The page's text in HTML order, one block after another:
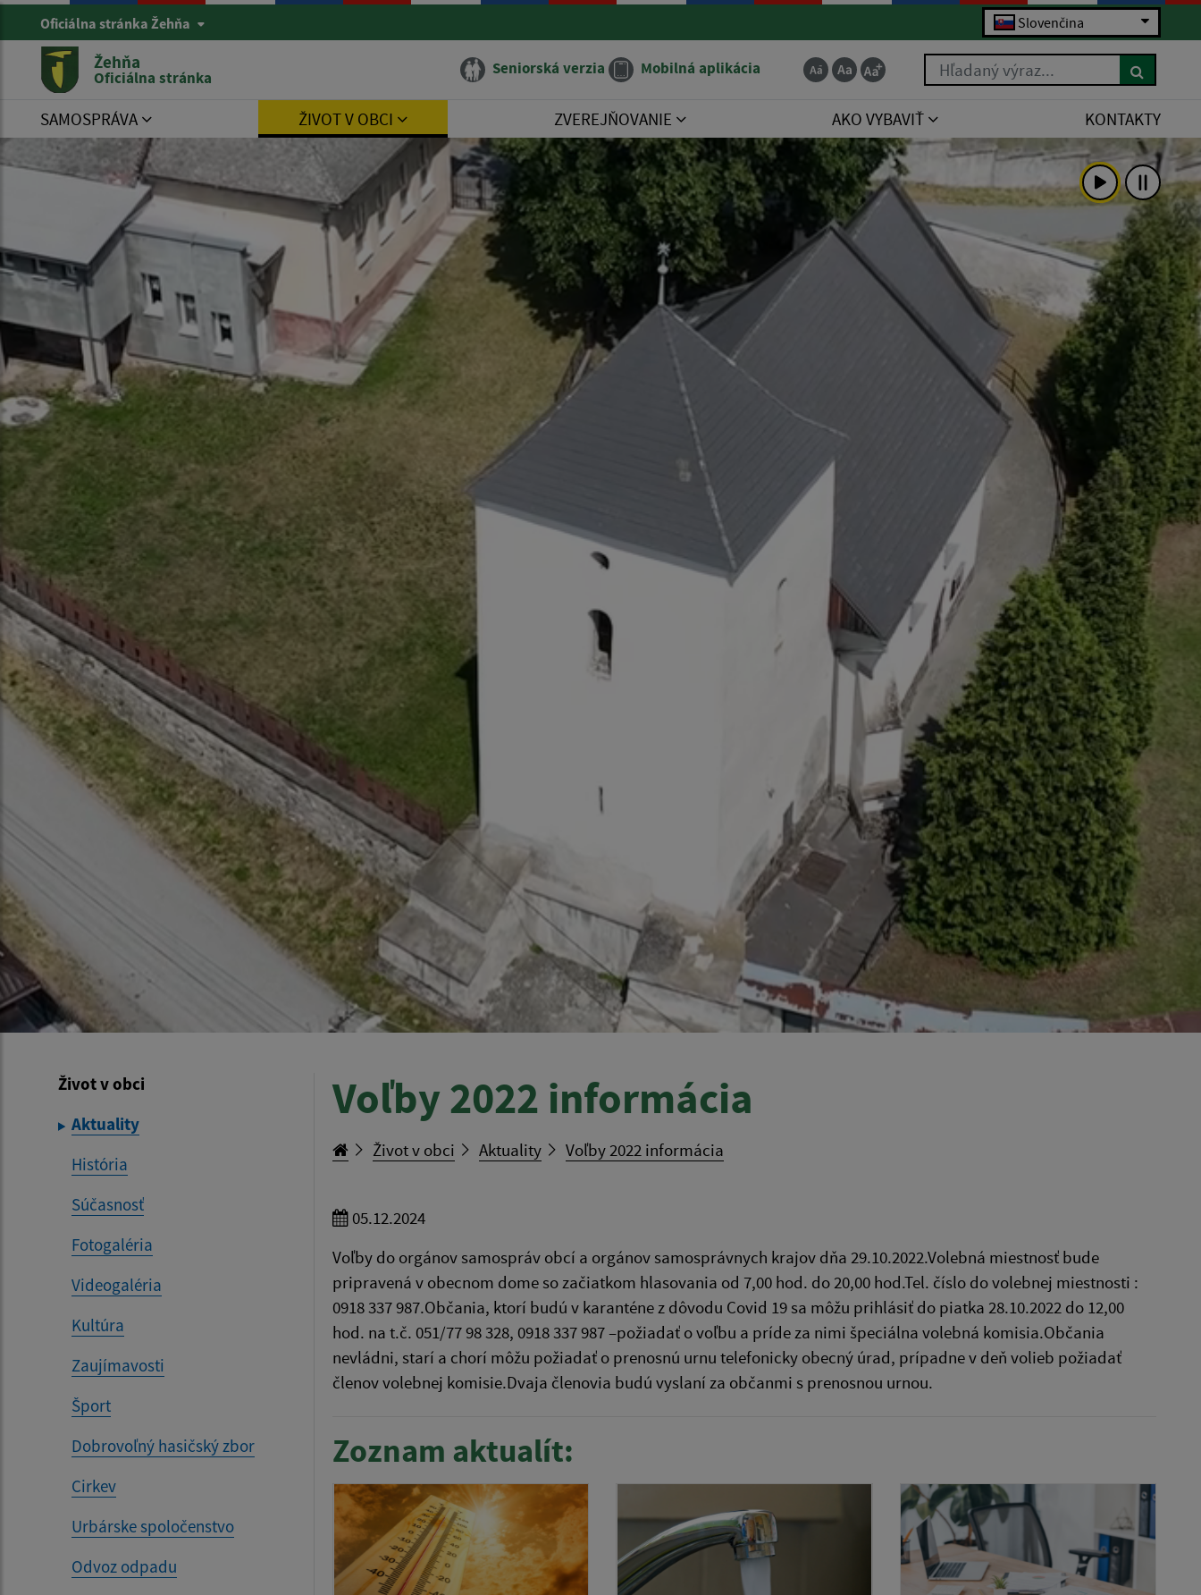
Oficiálna stránka Žehňa Slovenčina
Žehňa
Oficiálna stránka Seniorská verzia Mobilná aplikácia Hľadaný výraz...
SAMOSPRÁVA ŽIVOT V OBCI ZVEREJŇOVANIE AKO VYBAVIŤ KONTAKTY
Život v obci
Aktuality
História
Súčasnosť
Fotogaléria
Videogaléria
Kultúra
Zaujímavosti
Šport
Dobrovoľný hasičský zbor
Cirkev
Urbárske spoločenstvo
Odvoz odpadu
Voľby 2022 informácia
Život v obci Aktuality Voľby 2022 informácia
05.12.2024
Voľby do orgánov samospráv obcí a orgánov samosprávnych krajov dňa 29.10.2022.Volebná miestnosť bude
pripravená v obecnom dome so začiatkom hlasovania od 7,00 hod. do 20,00 hod.Tel. číslo do volebnej miestnosti :
0918 337 987.Občania, ktorí budú v karanténe z dôvodu Covid 19 sa môžu prihlásiť do piatka 28.10.2022 do 12,00
hod. na t.č. 051/77 98 328, 0918 337 987 –požiadať o voľbu a príde za nimi špeciálna volebná komisia.Občania
nevládni, starí a chorí môžu požiadať o prenosnú urnu telefonicky obecný úrad, prípadne v deň volieb požiadať
členov volebnej komisie.Dvaja členovia budú vyslaní za občanmi s prenosnou urnou.
Zoznam aktualít: